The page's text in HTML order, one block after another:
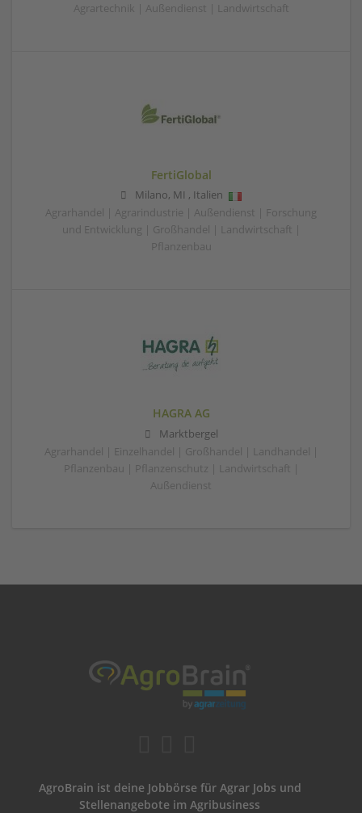
Agrartechnik | Außendienst | Landwirtschaft
FertiGlobal
Milano, MI , Italien
Agrarhandel | Agrarindustrie | Außendienst | Forschung
und Entwicklung | Großhandel | Landwirtschaft |
Pflanzenbau
HAGRA AG
Marktbergel
Agrarhandel | Einzelhandel | Großhandel | Landhandel |
Pflanzenbau | Pflanzenschutz | Landwirtschaft |
Außendienst
AgroBrain ist deine Jobbörse für Agrar Jobs und
Stellenangebote im Agribusiness